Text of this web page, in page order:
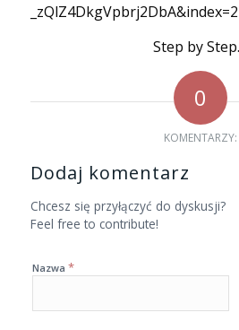
Step by
0
KOMENTARZY:
Dodaj komentarz
Chcesz się przyłączyć do dyskusji?
Feel free to contribute!
Nazwa *